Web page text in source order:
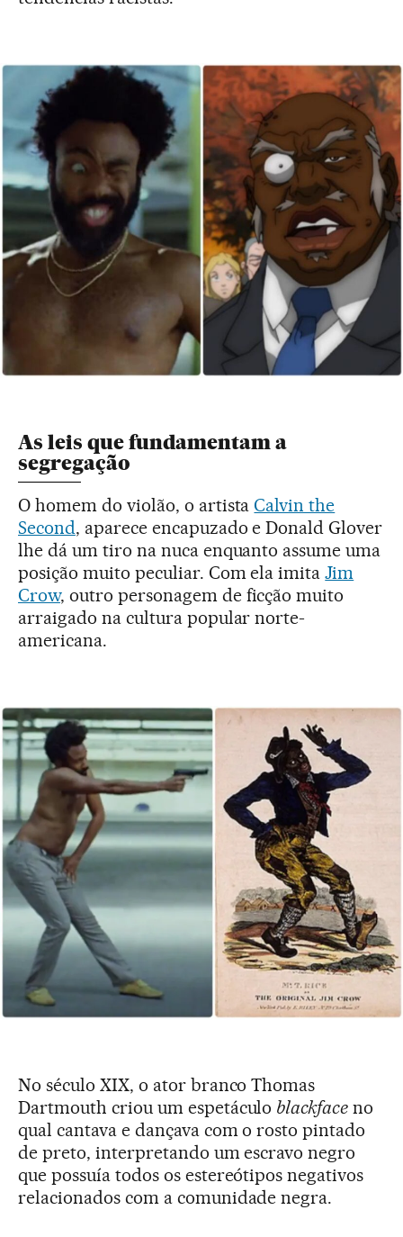
As leis que fundamentam a
segregação
O homem do violão, o artistaCalvin the
Second, aparece encapuzado e Donald Glover
lhe dá um tiro na nuca enquanto assume uma
posição muito peculiar. Com ela imitaJim
Crow, outro personagem de ficção muito
arraigado na cultura popular norte-
americana.
No século XIX, o ator branco Thomas
Dartmouth criou um espetáculo blackface no
qual cantava e dançava com o rosto pintado
de preto, interpretando um escravo negro
que possuía todos os estereótipos negativos
relacionados com a comunidade negra.